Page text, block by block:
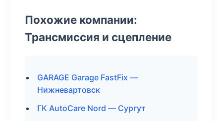
Похожие компании:
Трансмиссия и сцепление
GARAGE Garage FastFix —
Нижневартовск
ГК AutoCare Nord — Сургут